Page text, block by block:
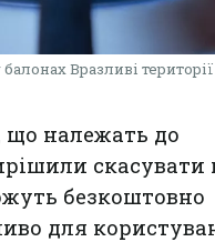
Вразливі території
що належать до
скасувати
безкоштовно
для